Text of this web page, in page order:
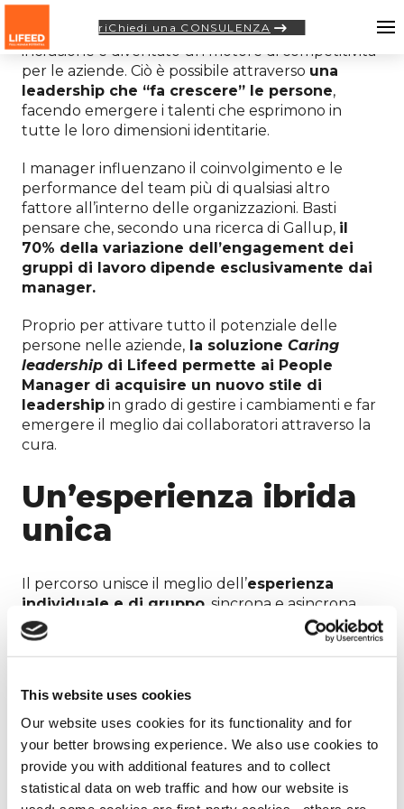
This website uses cookies
Our website uses cookies for its functionality and for
your better browsing experience. We also use cookies to
provide you with additional features and to collect
statistical data on web traffic and how our website is
riChiedi una CONSULENZA
Nel contesto incerto di oggi, favorire diversità e
inclusione è diventato un motore di competitività
per le aziende. Ciò è possibile attraverso una
leadership che “fa crescere” le persone,
facendo emergere i talenti che esprimono in
tutte le loro dimensioni identitarie.
I manager influenzano il coinvolgimento e le
performance del team più di qualsiasi altro
fattore all’interno delle organizzazioni. Basti
pensare che, secondo una ricerca di Gallup, il
70% della variazione dell’engagement dei
gruppi di lavoro dipende esclusivamente dai
manager.
Proprio per attivare tutto il potenziale delle
persone nelle aziende, la soluzione Caring
leadership di Lifeed permette ai People
Manager di acquisire un nuovo stile di
leadership in grado di gestire i cambiamenti e far
emergere il meglio dai collaboratori attraverso la
cura.
Un’esperienza ibrida
unica
Il percorso unisce il meglio dell’esperienza
individuale e di gruppo , sincrona e asincrona,
per il massimo dell’engagement e dell’efficacia. La
soluzione
si distingue per i
Lifeed experience.
Nellamodalità “social”le persone si incontrano
e si confrontano, tra loro e col trainer. Nella
modalità “individual”i partecipanti effettuano
le attività riflessive e le pratiche real-life.